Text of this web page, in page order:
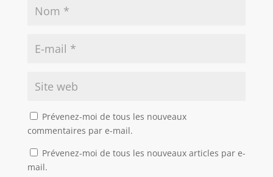
Prévenez-moi de tous les nouveaux
commentaires par e-mail.
Prévenez-moi de tous les nouveaux articles par e-
mail.